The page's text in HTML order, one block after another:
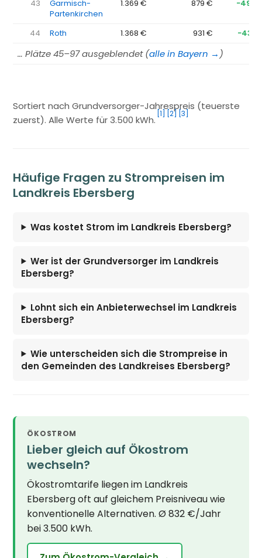
43
Garmisch-
Partenkirchen
1.369 € 879 € −490
44 Roth 1.368 € 931 € −437
… Plätze 45–97 ausgeblendet (alle in Bayern → )
Sortiert nach Grundversorger-Jahrespreis (teuerste
zuerst). Alle Werte für 3.500 kWh.
[1] [2] [3]
Häufige Fragen zu Strompreisen im
Landkreis Ebersberg
Was kostet Strom im Landkreis Ebersberg?
Wer ist der Grundversorger im Landkreis
Ebersberg?
Lohnt sich ein Anbieterwechsel im Landkreis
Ebersberg?
Wie unterscheiden sich die Strompreise in
den Gemeinden des Landkreises Ebersberg?
ÖKOSTROM
Lieber gleich auf Ökostrom
wechseln?
Ökostromtarife liegen im Landkreis
Ebersberg oft auf gleichem Preisniveau wie
konventionelle Alternativen. Ø 832 €/Jahr
bei 3.500 kWh.